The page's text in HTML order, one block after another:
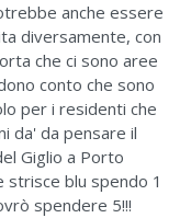
anche essere
diversamente, con
che ci sono aree
conto che sono
per i residenti che
da' da pensare il
Giglio a Porto
strisce blu spendo 1
spendere 5!!!